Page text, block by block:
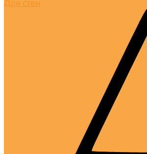
Для стен